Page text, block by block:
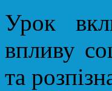
Урок
впливу
та